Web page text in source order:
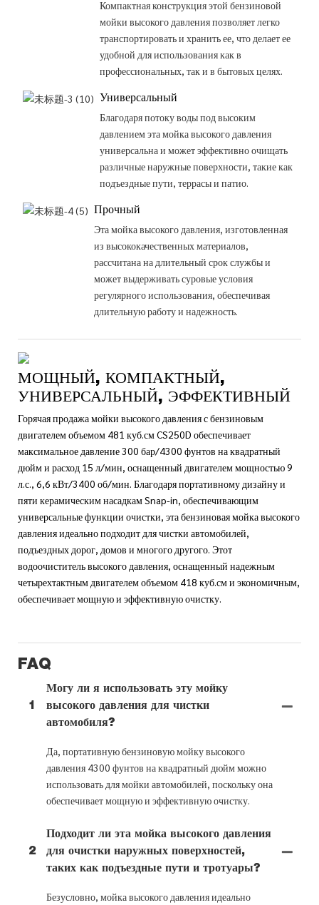
Компактная конструкция этой бензиновой
мойки высокого давления позволяет легко
транспортировать и хранить ее, что делает ее
удобной для использования как в
профессиональных, так и в бытовых целях.
Универсальный
Благодаря потоку воды под высоким
давлением эта мойка высокого давления
универсальна и может эффективно очищать
различные наружные поверхности, такие как
подъездные пути, террасы и патио.
Прочный
Эта мойка высокого давления, изготовленная
из высококачественных материалов,
рассчитана на длительный срок службы и
может выдерживать суровые условия
регулярного использования, обеспечивая
длительную работу и надежность.
МОЩНЫЙ, КОМПАКТНЫЙ,
УНИВЕРСАЛЬНЫЙ, ЭФФЕКТИВНЫЙ
Горячая продажа мойки высокого давления с бензиновым
двигателем объемом 481 куб.см CS250D обеспечивает
максимальное давление 300 бар/4300 фунтов на квадратный
дюйм и расход 15 л/мин, оснащенный двигателем мощностью 9
л.с., 6,6 кВт/3400 об/мин. Благодаря портативному дизайну и
пяти керамическим насадкам Snap-in, обеспечивающим
универсальные функции очистки, эта бензиновая мойка высокого
давления идеально подходит для чистки автомобилей,
подъездных дорог, домов и многого другого. Этот
водоочиститель высокого давления, оснащенный надежным
четырехтактным двигателем объемом 418 куб.см и экономичным,
обеспечивает мощную и эффективную очистку.
FAQ
1
Могу ли я использовать эту мойку
высокого давления для чистки
автомобиля?
Да, портативную бензиновую мойку высокого
давления 4300 фунтов на квадратный дюйм можно
использовать для мойки автомобилей, поскольку она
обеспечивает мощную и эффективную очистку.
2
Подходит ли эта мойка высокого давления
для очистки наружных поверхностей,
таких как подъездные пути и тротуары?
Безусловно, мойка высокого давления идеально